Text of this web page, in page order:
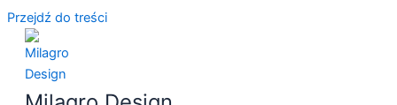
Przejdź do treści